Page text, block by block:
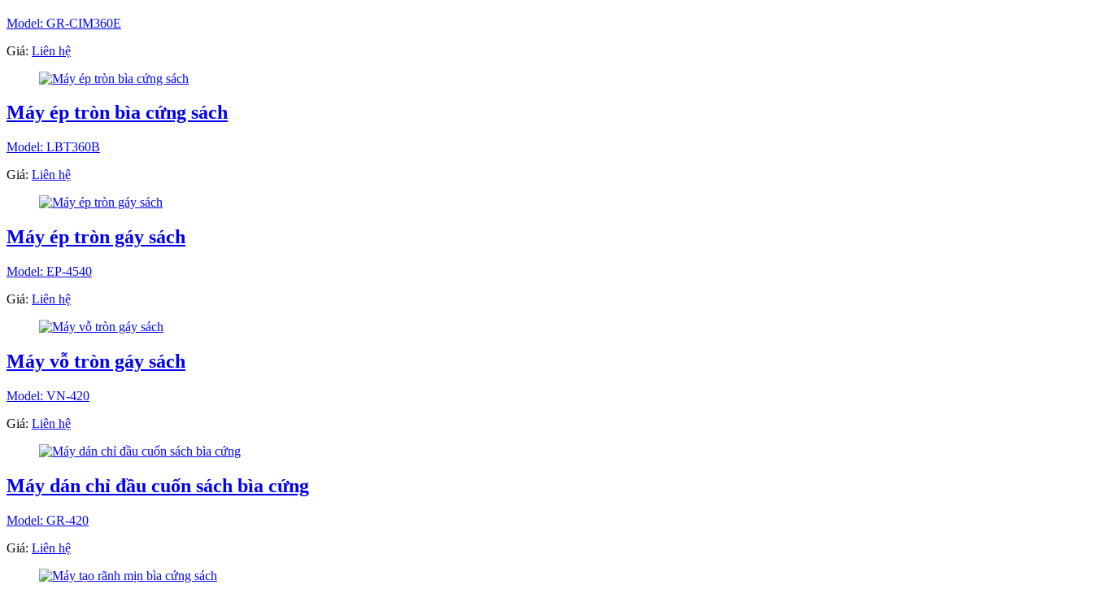
Model: GR-CIM360E
Giá: Liên hệ
Máy ép tròn bìa cứng sách
Model: LBT360B
Giá: Liên hệ
Máy ép tròn gáy sách
Model: EP-4540
Giá: Liên hệ
Máy vỗ tròn gáy sách
Model: VN-420
Giá: Liên hệ
Máy dán chỉ đầu cuốn sách bìa cứng
Model: GR-420
Giá: Liên hệ